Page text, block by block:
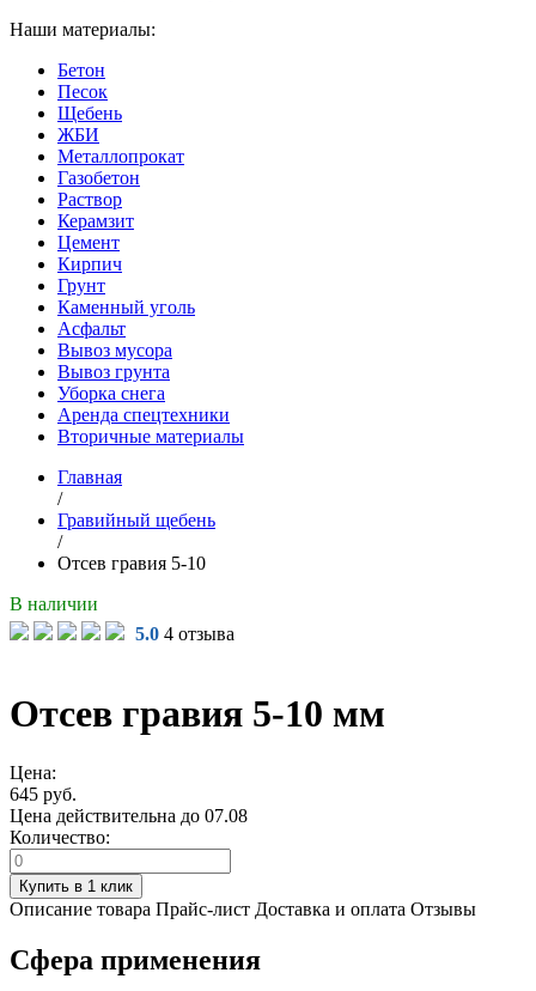
Наши материалы:
Бетон
Песок
Щебень
ЖБИ
Металлопрокат
Газобетон
Раствор
Керамзит
Цемент
Кирпич
Грунт
Каменный уголь
Асфальт
Вывоз мусора
Вывоз грунта
Уборка снега
Аренда спецтехники
Вторичные материалы
Главная
/
Гравийный щебень
/
Отсев гравия 5-10
В наличии
5.0 4 отзыва
Отсев гравия 5-10 мм
Цена:
645 руб.
Цена действительна до 07.08
Количество:
Описание товара Прайс-лист Доставка и оплата Отзывы
Сфера применения